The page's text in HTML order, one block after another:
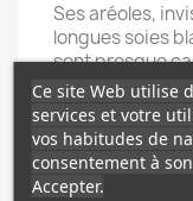
Ses aréoles,
longues soies
sont presque
Fleurs
longueur, la
Formation d'un
(plusieurs
Ce site Web utilise
services et votre
vos habitudes de
consentement à
Accepter.